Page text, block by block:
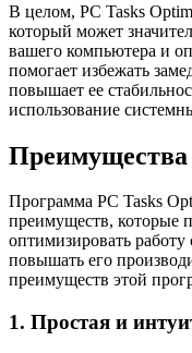
В целом, PC Tasks
который может
вашего компьютера и
помогает избежать
повышает ее
использование
Преимущества
Программа PC Tasks
преимуществ, которые
оптимизировать
повышать его
преимуществ этой
1. Простая и